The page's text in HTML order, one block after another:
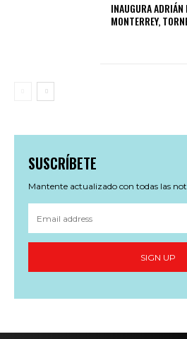
INAUGURA ADRIÁN
MONTERREY,
SUSCRÍBETE
Mantente actualizado con todas las
SIGN UP